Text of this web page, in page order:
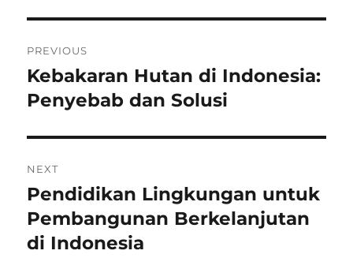
pos
PREVIOUS
Previous
post:
Kebakaran Hutan di Indonesia:
Penyebab dan Solusi
NEXT
Next
post:
Pendidikan Lingkungan untuk
Pembangunan Berkelanjutan
di Indonesia